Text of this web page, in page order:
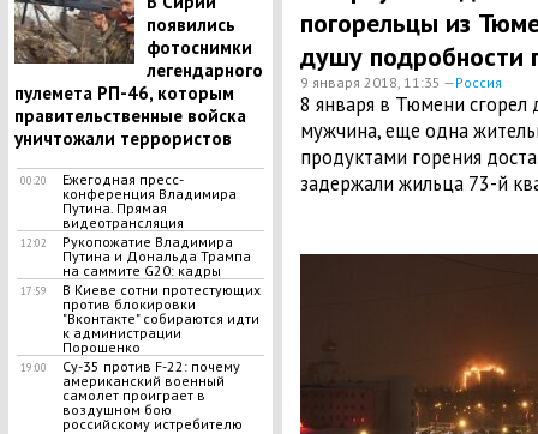
появились
фотоснимки
легендарного
пулемета РП-46, которым
правительственные войска
уничтожали террористов
00:20
Ежегодная пресс-
конференция Владимира
Путина. Прямая
видеотрансляция
12:02
Рукопожатие Владимира
Путина и Дональда Трампа
на саммите G20: кадры
17:59
В Киеве сотни протестующих
против блокировки
"Вконтакте" собираются идти
к администрации
Порошенко
19:00
Су-35 против F-22: почему
американский военный
самолет проиграет в
воздушном бою
российскому истребителю
погорельцы из
душу подробности
9 января 2018, 11:35 —Россия
​8 января в Тюмени
мужчина, еще одна
продуктами горения
задержали жильца 73-й